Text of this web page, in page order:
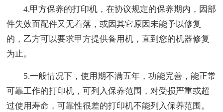
4.甲方保养的打印机，在协议规定的保养期内，因部
件失效而配件又无着落，或因其它原因未能予以修复
的，乙方可以要求甲方提供备用机，直到您的机器修复
为止。
5.一般情况下，使用期不满五年，功能完善，能正常
可靠工作的打印机，可列入保养范围，对受损严重或超
过使用寿命，可靠性很差的打印机不能列入保养范围。